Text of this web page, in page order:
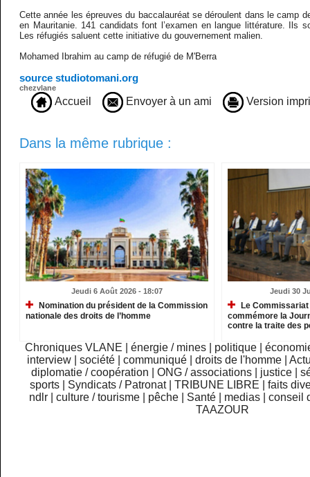
Cette année les épreuves du baccalauréat se déroulent dans le camp
en Mauritanie. 141 candidats font l’examen en langue littérature. Ils
Les réfugiés saluent cette initiative du gouvernement malien.
Mohamed Ibrahim au camp de réfugié de M'Berra
source studiotomani.org
chezvlane
Accueil Envoyer à un ami Version
Dans la même rubrique :
Jeudi 6 Août 2026 - 18:07
Nomination du président de la Commission
nationale des droits de l’homme
Jeudi 30
Le Commissariat
commémore la
contre la traite des
Chroniques VLANE énergie / mines politique
interview
|société |communiqué |droits de l'homme |
diplomatie / coopération
ONG / associations justice
sports
Syndicats / Patronat TRIBUNE LIBRE
faits
ndlr
|culture / tourisme pêche Santé medias |conseil
TAAZOUR